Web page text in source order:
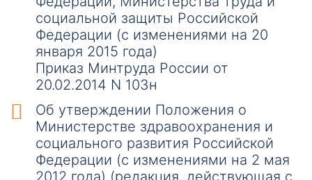
социальной защиты Российской
Федерации (с изменениями на 20
января 2015 года)
Приказ Минтруда России от
20.02.2014 N 103н
Об утверждении Положения о
Министерстве здравоохранения и
социального развития Российской
Федерации (с изменениями на 2 мая
2012 года) (редакция, действующая с